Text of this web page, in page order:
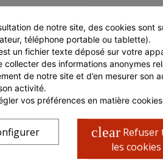
COLIS
en cm.
42
en cm.
22
en Kg
6
en Kg
de notre site, des cookies sont
téléphone portable ou tablette).
un fichier texte déposé sur votre
collecter des informations anonymes
de notre site et d’en mesurer son
activité.
vos préférences en matière
clear Refuser
les cookies